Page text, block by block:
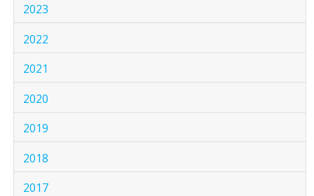
2023
2022
2021
2020
2019
2018
2017